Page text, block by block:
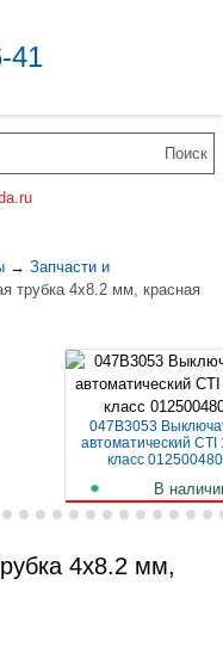
41
→ Запчасти и
трубка 4х8.2 мм, красная
047B3053
автоматический CTI
класс
В
1 129 руб.
4х8.2 мм,